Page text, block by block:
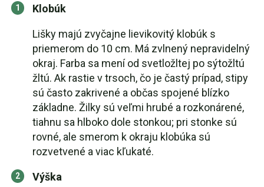
Klobúk
Lišky majú zvyčajne lievikovitý klobúk s
priemerom do 10 cm. Má zvlnený nepravidelný
okraj. Farba sa mení od svetložltej po sýtožltú
žltú. Ak rastie v trsoch, čo je častý prípad, stipy
sú často zakrivené a občas spojené blízko
základne. Žilky sú veľmi hrubé a rozkonárené,
tiahnu sa hlboko dole stonkou; pri stonke sú
rovné, ale smerom k okraju klobúka sú
rozvetvené a viac kľukaté.
Výška